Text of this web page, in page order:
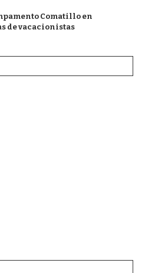
Comatillo en
de vacacionistas